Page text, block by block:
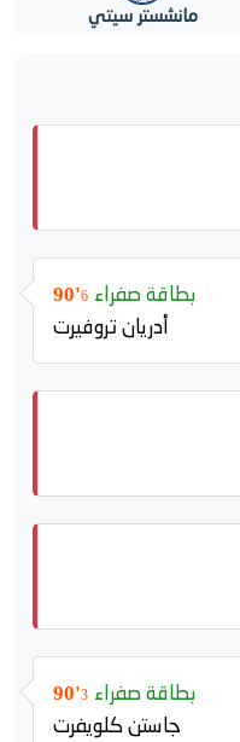
مانشستر سيتي
90'6 بطاقة صفراء
أدريان تروفيرت
90'3 بطاقة صفراء
جاستن كلويفرت